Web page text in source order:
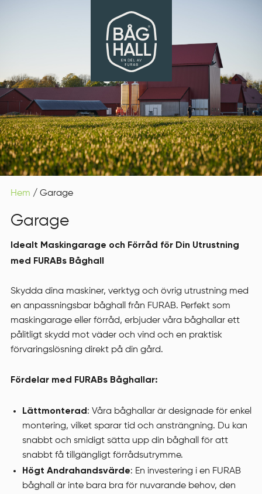
Hem / Garage
Garage
Idealt Maskingarage och Förråd för Din Utrustning
med FURABs Båghall
Skydda dina maskiner, verktyg och övrig utrustning med
en anpassningsbar båghall från FURAB. Perfekt som
maskingarage eller förråd, erbjuder våra båghallar ett
pålitligt skydd mot väder och vind och en praktisk
förvaringslösning direkt på din gård.
Fördelar med FURABs Båghallar:
Lättmonterad: Våra båghallar är designade för enkel
montering, vilket sparar tid och ansträngning. Du kan
snabbt och smidigt sätta upp din båghall för att
snabbt få tillgängligt förrådsutrymme.
Högt Andrahandsvärde: En investering i en FURAB
båghall är inte bara bra för nuvarande behov, den